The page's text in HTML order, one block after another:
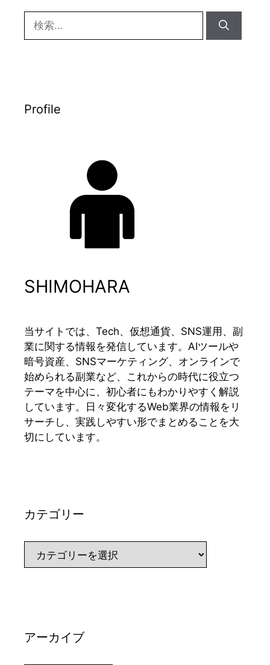
索:
Profile
SHIMOHARA
当サイトでは、Tech、仮想通貨、SNS運用、副
業に関する情報を発信しています。AIツールや
暗号資産、SNSマーケティング、オンラインで
始められる副業など、これからの時代に役立つ
テーマを中心に、初心者にもわかりやすく解説
しています。日々変化するWeb業界の情報をリ
サーチし、実践しやすい形でまとめることを大
切にしています。
カテゴリー
アーカイブ